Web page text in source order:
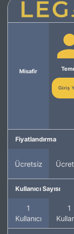
Misafir
Giriş
Fiyatlandırma
Ücretsiz
Kullanıcı Sayısı
1
Kullanıcı
1